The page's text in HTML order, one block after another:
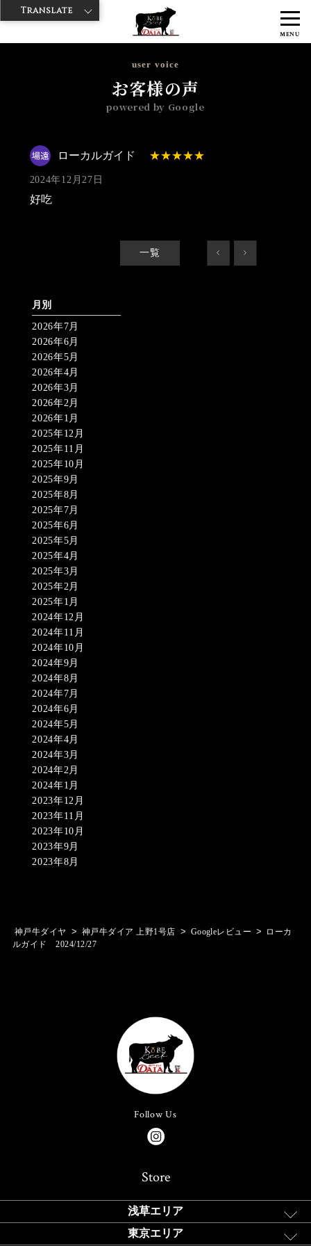
MENU
神戸牛ダイヤ > 神戸牛ダイア 上野1号店
ローカ
user voice
お客様の声
powered by Google
ローカルガイド
2024年12月27日
好吃
一覧 < >
月別
2026年7月
2026年6月
2026年5月
2026年4月
2026年3月
2026年2月
2026年1月
2025年12月
2025年11月
2025年10月
2025年9月
2025年8月
2025年7月
2025年6月
2025年5月
2025年4月
2025年3月
2025年2月
2025年1月
2024年12月
2024年11月
2024年10月
2024年9月
2024年8月
2024年7月
2024年6月
2024年5月
2024年4月
2024年3月
2024年2月
2024年1月
2023年12月
2023年11月
2023年10月
2023年9月
2023年8月
神戸牛ダイヤ > 神戸牛ダイア 上野1号店 > Googleレビュー >
ローカ
ルガイド 2024/12/27
Follow Us
Store
浅草エリア
東京エリア
Translate